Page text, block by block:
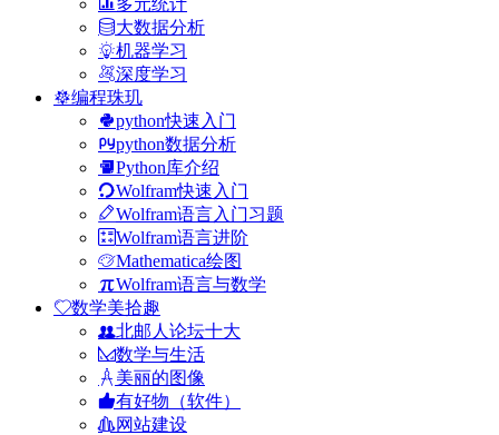
多元统计
大数据分析
机器学习
深度学习
编程珠玑
python快速入门
python数据分析
Python库介绍
Wolfram快速入门
Wolfram语言入门习题
Wolfram语言进阶
Mathematica绘图
Wolfram语言与数学
数学美拾趣
北邮人论坛十大
数学与生活
美丽的图像
有好物（软件）
网站建设